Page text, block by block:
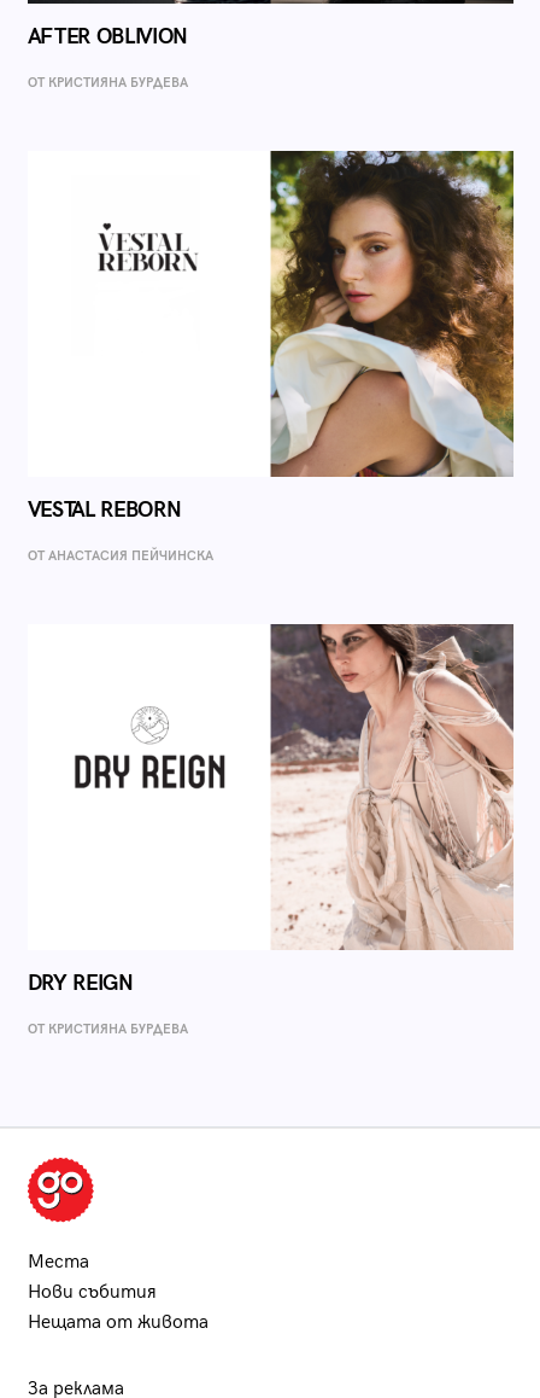
AFTER OBLIVION
ОТ КРИСТИЯНА БУРДЕВА
VESTAL REBORN
ОТ AНАСТАСИЯ ПЕЙЧИНСКА
DRY REIGN
ОТ КРИСТИЯНА БУРДЕВА
Места
Нови събития
Нещата от живота
За реклама